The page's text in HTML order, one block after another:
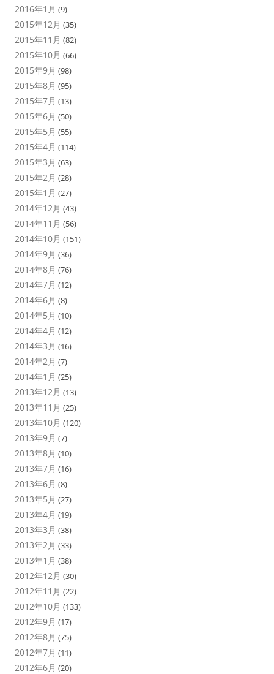
2016年1月 (9)
2015年12月 (35)
2015年11月 (82)
2015年10月 (66)
2015年9月 (98)
2015年8月 (95)
2015年7月 (13)
2015年6月 (50)
2015年5月 (55)
2015年4月 (114)
2015年3月 (63)
2015年2月 (28)
2015年1月 (27)
2014年12月 (43)
2014年11月 (56)
2014年10月 (151)
2014年9月 (36)
2014年8月 (76)
2014年7月 (12)
2014年6月 (8)
2014年5月 (10)
2014年4月 (12)
2014年3月 (16)
2014年2月 (7)
2014年1月 (25)
2013年12月 (13)
2013年11月 (25)
2013年10月 (120)
2013年9月 (7)
2013年8月 (10)
2013年7月 (16)
2013年6月 (8)
2013年5月 (27)
2013年4月 (19)
2013年3月 (38)
2013年2月 (33)
2013年1月 (38)
2012年12月 (30)
2012年11月 (22)
2012年10月 (133)
2012年9月 (17)
2012年8月 (75)
2012年7月 (11)
2012年6月 (20)